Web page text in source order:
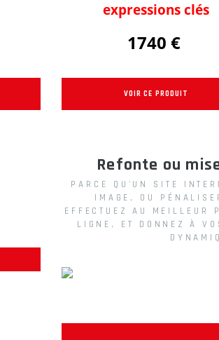
expressions clés
1740 €
VOIR CE PRODUIT
Refonte ou
PARCE QU'UN SITE
IMAGE, OU
EFFECTUEZ AU MEILLEUR
LIGNE, ET DONNEZ À